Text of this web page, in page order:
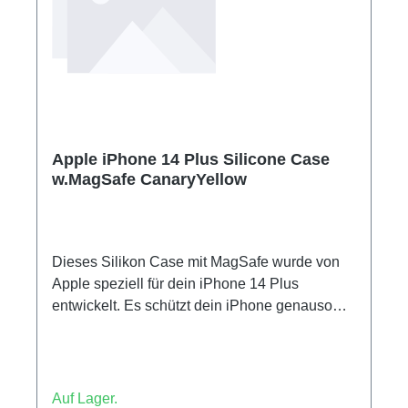
für Ihr iPhone, bewahrt sein besonders
Apple iPhone 14 Plus Silicone Case
w.MagSafe CanaryYellow
Dieses Silikon Case mit MagSafe wurde von
Apple speziell für dein iPhone 14 Plus
entwickelt. Es schützt dein iPhone genauso
weiches Futter aus Mikrofaser zusätzlichen
Auf Lager.